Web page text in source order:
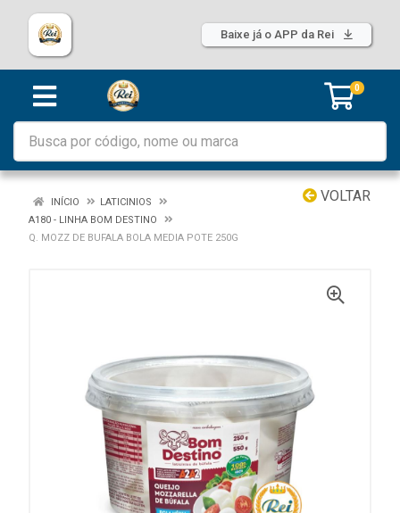
Baixe já o APP da Rei
0
VOLTAR
INÍCIO
LATICINIOS
A180 - LINHA BOM DESTINO
Q. MOZZ DE BUFALA BOLA MEDIA POTE 250G